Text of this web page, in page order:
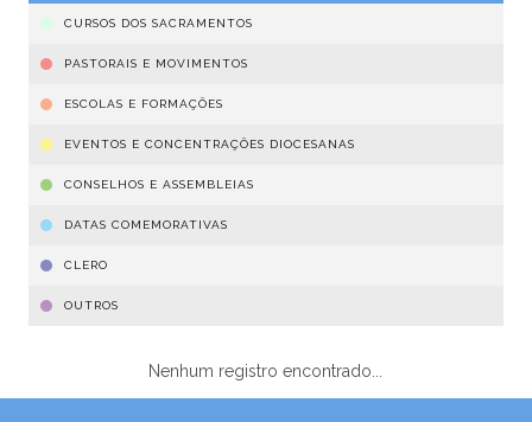
CURSOS DOS SACRAMENTOS
PASTORAIS E MOVIMENTOS
ESCOLAS E FORMAÇÕES
EVENTOS E CONCENTRAÇÕES DIOCESANAS
CONSELHOS E ASSEMBLEIAS
DATAS COMEMORATIVAS
CLERO
OUTROS
Nenhum registro encontrado...